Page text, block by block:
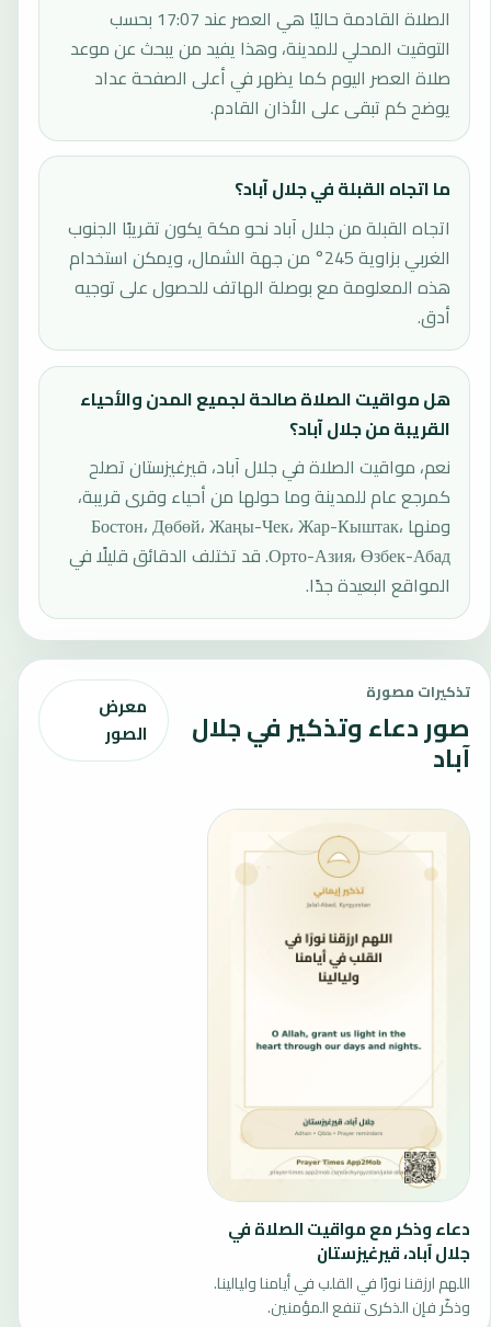
الصلاة القادمة حاليًا هي العصر عند 17:07 بحسب
التوقيت المحلي للمدينة، وهذا يفيد من يبحث عن موعد
صلاة العصر اليوم كما يظهر في أعلى الصفحة عداد
يوضح كم تبقى على الأذان القادم.
ما اتجاه القبلة في جلال آباد؟
اتجاه القبلة من جلال آباد نحو مكة يكون تقريبًا الجنوب
الغربي بزاوية 245° من جهة الشمال، ويمكن استخدام
هذه المعلومة مع بوصلة الهاتف للحصول على توجيه
أدق.
هل مواقيت الصلاة صالحة لجميع المدن والأحياء
القريبة من جلال آباد؟
نعم، مواقيت الصلاة في جلال آباد، قيرغيزستان تصلح
كمرجع عام للمدينة وما حولها من أحياء وقرى قريبة،
ومنها Бостон، Дөбөй، Жаңы-Чек، Жар-Кыштак،
Орто-Азия، Өзбек-Абад. قد تختلف الدقائق قليلًا في
المواقع البعيدة جدًا.
تذكيرات مصورة
صور دعاء وتذكير في جلال
آباد
معرض
الصور
دعاء وذكر مع مواقيت الصلاة في
جلال آباد، قيرغيزستان
اللهم ارزقنا نورًا في القلب في أيامنا وليالينا.
وذكّر فإن الذكرى تنفع المؤمنين.